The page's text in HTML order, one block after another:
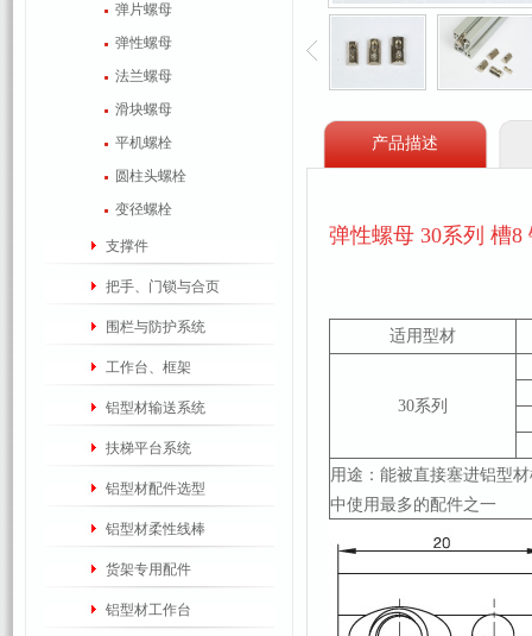
弹片螺母
弹性螺母
法兰螺母
滑块螺母
平机螺栓
圆柱头螺栓
变径螺栓
支撑件
把手、门锁与合页
围栏与防护系统
工作台、框架
铝型材输送系统
扶梯平台系统
铝型材配件选型
铝型材柔性线棒
货架专用配件
铝型材工作台
产品描述
弹性螺母 30系列 槽
适用型材
30系列
用途： 能被直接塞进铝型
中使用最多的配件之一